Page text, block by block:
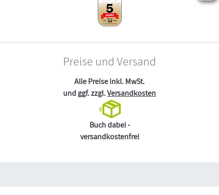
Preise und Versand
Alle Preise inkl. MwSt.
und ggf. zzgl.Versandkosten
Buch dabei -
versandkostenfrei